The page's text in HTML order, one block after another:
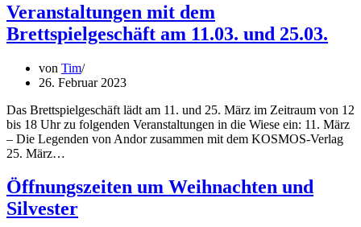
Veranstaltungen mit dem
Brettspielgeschäft am 11.03. und 25.03.
von Tim
26. Februar 2023
Das Brettspielgeschäft lädt am 11. und 25. März im Zeitraum von 12
bis 18 Uhr zu folgenden Veranstaltungen in die Wiese ein: 11. März
– Die Legenden von Andor zusammen mit dem KOSMOS-Verlag
25. März…
Öffnungszeiten um Weihnachten und
Silvester